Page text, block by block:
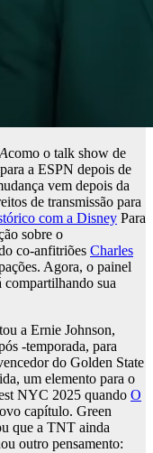
como o talk show de
a ESPN depois de
vem depois da
de transmissão para
com a Disney Para
sobre o
co-anfitriões Charles
Agora, o painel
sua
a Ernie Johnson,
-temporada, para
do Golden State
um elemento para o
NYC 2025 quando O
capítulo. Green
que a TNT ainda
outro pensamento: